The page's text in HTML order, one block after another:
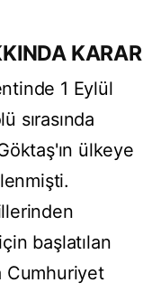
KARAR
1 Eylül
sırasında
ülkeye
başlatılan
Cumhuriyet